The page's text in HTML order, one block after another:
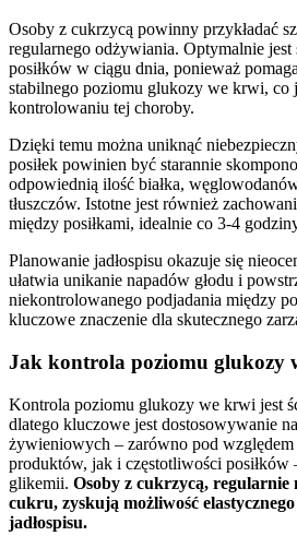
Osoby z cukrzycą powinny przykładać
regularnego odżywiania. Optymalnie
posiłków w ciągu dnia, ponieważ
stabilnego poziomu glukozy we krwi, co
kontrolowaniu tej choroby.
Dzięki temu można uniknąć
posiłek powinien być starannie
odpowiednią ilość białka,
tłuszczów. Istotne jest również
między posiłkami, idealnie co 3-4
Planowanie jadłospisu okazuje się
ułatwia unikanie napadów głodu i
niekontrolowanego podjadania między
kluczowe znaczenie dla skutecznego
Jak kontrola poziomu glukozy
Kontrola poziomu glukozy we krwi jest
dlatego kluczowe jest dostosowywanie
żywieniowych – zarówno pod
produktów, jak i częstotliwości posiłków
glikemii. Osoby z cukrzycą,
cukru, zyskują możliwość
jadłospisu.